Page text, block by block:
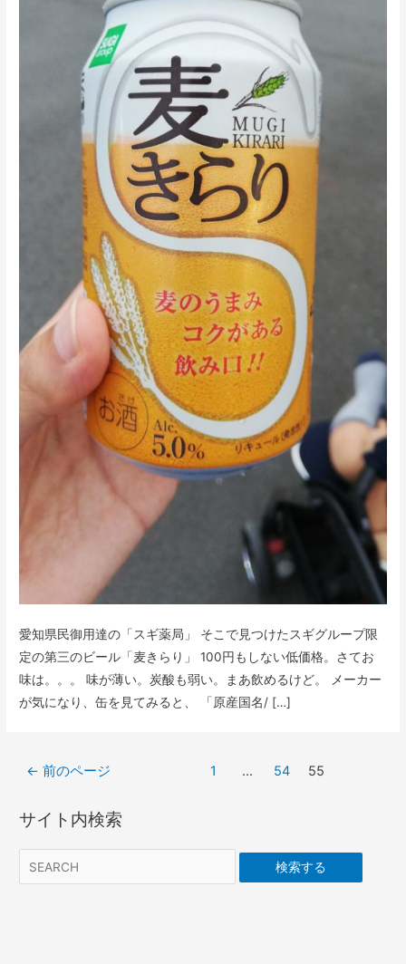
愛知県民御用達の「スギ薬局」 そこで見つけたスギグループ限
定の第三のビール「麦きらり」 100円もしない低価格。さてお
味は。。。 味が薄い。炭酸も弱い。まあ飲めるけど。 メーカー
が気になり、缶を見てみると、 「原産国名/ […]
← 前のページ 1 … 54 55
サイト内検索
検索する